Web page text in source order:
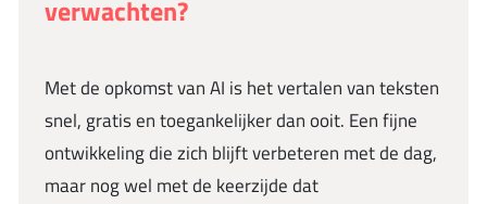
verwachten?
Met de opkomst van AI is het vertalen van teksten
snel, gratis en toegankelijker dan ooit. Een fijne
ontwikkeling die zich blijft verbeteren met de dag,
maar nog wel met de keerzijde dat